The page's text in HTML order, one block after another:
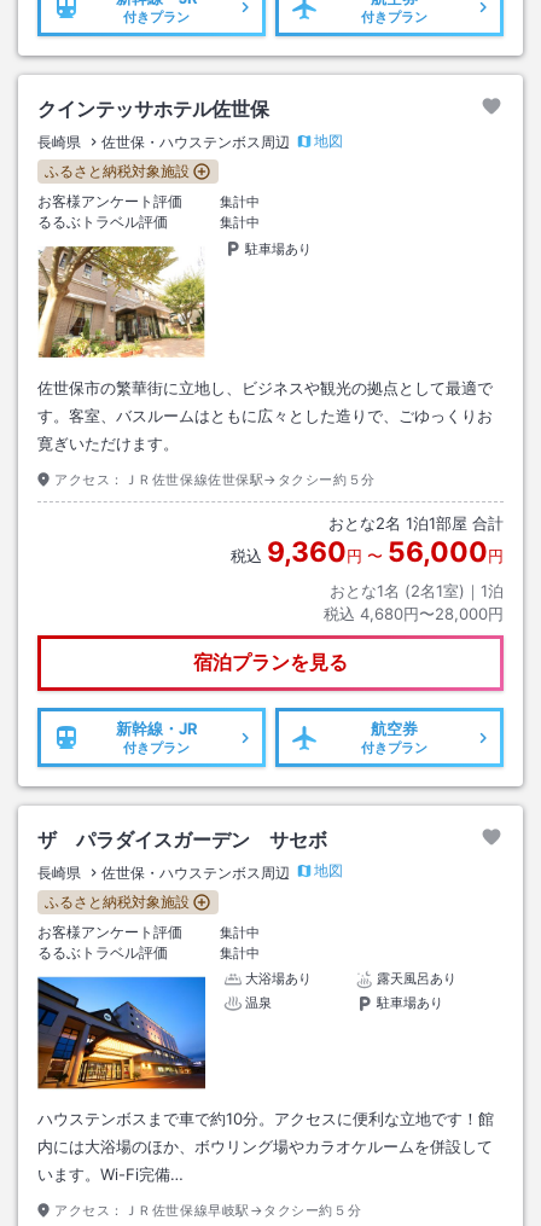
付きプラン 付きプラン
クインテッサホテル佐世保
長崎県 佐世保・ハウステンボス周辺
地図
ふるさと納税対象施設
お客様アンケート評価
集計中
るるぶトラベル評価
集計中
駐車場あり
佐世保市の繁華街に立地し、ビジネスや観光の拠点として最適で
す。客室、バスルームはともに広々とした造りで、ごゆっくりお
寛ぎいただけます。
アクセス： ＪＲ佐世保線佐世保駅→タクシー約５分
おとな2名 1泊1部屋 合計
税込 9,360円 〜 56,000円
おとな1名 (2名1室)｜ 1泊
税込 4,680円〜28,000円
宿泊プランを見る
新幹線・JR
付きプラン
航空券
付きプラン
ザ パラダイスガーデン サセボ
長崎県 佐世保・ハウステンボス周辺
地図
ふるさと納税対象施設
お客様アンケート評価
集計中
るるぶトラベル評価
集計中
大浴場あり
露天風呂あり
温泉
駐車場あり
ハウステンボスまで車で約10分。アクセスに便利な立地です！館
内には大浴場のほか、ボウリング場やカラオケルームを併設して
います。Wi-Fi完備…
アクセス： ＪＲ佐世保線早岐駅→タクシー約５分